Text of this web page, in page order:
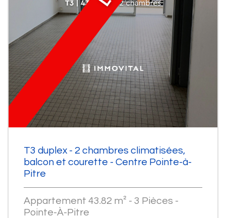
T3 duplex - 2 chambres climatisées,
balcon et courette - Centre Pointe-à-
Pitre
Appartement 43.82 m² - 3 Pièces -
Pointe-À-Pitre